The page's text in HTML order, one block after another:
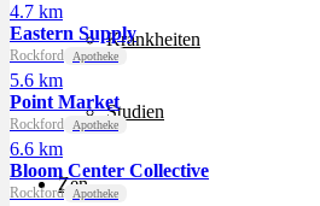
Krankheiten
Studien
Zen
4.7 km
Eastern Supply
Rockford Apotheke
5.6 km
Point Market
Rockford Apotheke
6.6 km
Bloom Center Collective
Rockford Apotheke